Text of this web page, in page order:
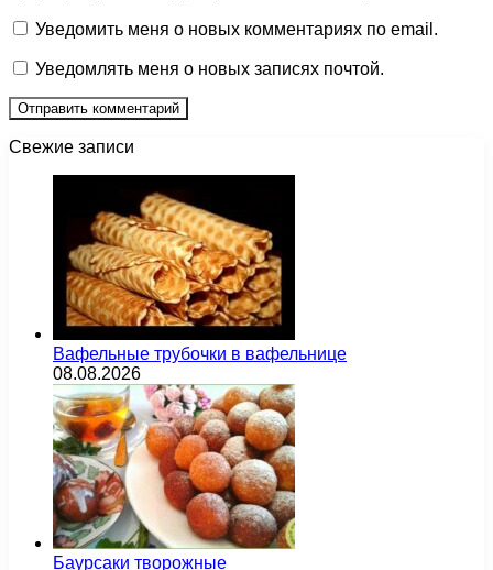
Уведомить меня о новых комментариях по email.
Уведомлять меня о новых записях почтой.
Свежие записи
Вафельные трубочки в вафельнице
08.08.2026
Баурсаки творожные